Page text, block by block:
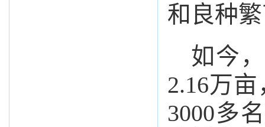
和良种
如今
2.16万
3000多